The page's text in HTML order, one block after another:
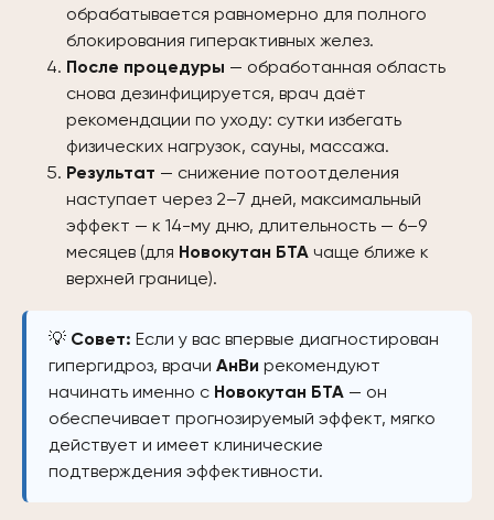
обрабатывается равномерно для полного
блокирования гиперактивных желез.
После процедуры — обработанная область
снова дезинфицируется, врач даёт
рекомендации по уходу: сутки избегать
физических нагрузок, сауны, массажа.
Результат — снижение потоотделения
наступает через 2–7 дней, максимальный
эффект — к 14-му дню, длительность — 6–9
месяцев (для Новокутан БТА чаще ближе к
верхней границе).
💡 Совет: Если у вас впервые диагностирован
гипергидроз, врачи АнВи рекомендуют
начинать именно с Новокутан БТА — он
обеспечивает прогнозируемый эффект, мягко
действует и имеет клинические
подтверждения эффективности.